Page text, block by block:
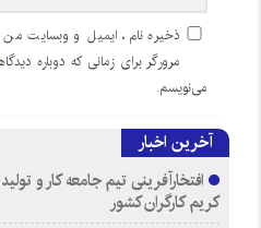
ذخیره نام، ایمیل و وبسایت من
مرورگر برای زمانی که دوباره
می‌نویسم.
آخرین اخبار
افتخارآفرینی تیم جامعه کار و
کریم کارگران کشور